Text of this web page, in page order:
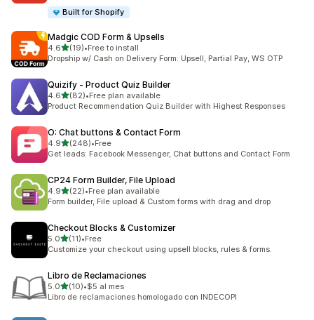
Built for Shopify
Madgic COD Form & Upsells
4.65つ星中
(19)
合計レビュー数：19件
•Free to install
Dropship w/ Cash on Delivery Form: Upsell, Partial Pay, WS OTP
Quizify ‑ Product Quiz Builder
4.65つ星中
(82)
合計レビュー数：82件
•Free plan available
Product Recommendation Quiz Builder with Highest Responses
O: Chat buttons & Contact Form
4.95つ星中
(248)
合計レビュー数：248件
•Free
Get leads: Facebook Messenger, Chat buttons and Contact Form
CP24 Form Builder, File Upload
4.95つ星中
(22)
合計レビュー数：22件
•Free plan available
Form builder, File upload & Custom forms with drag and drop
Checkout Blocks & Customizer
5.05つ星中
(11)
合計レビュー数：11件
•Free
Customize your checkout using upsell blocks, rules & forms.
Libro de Reclamaciones
5.05つ星中
(10)
合計レビュー数：10件
•$5 al mes
Libro de reclamaciones homologado con INDECOPI